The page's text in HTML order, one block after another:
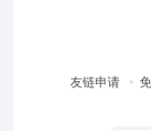
友链申请